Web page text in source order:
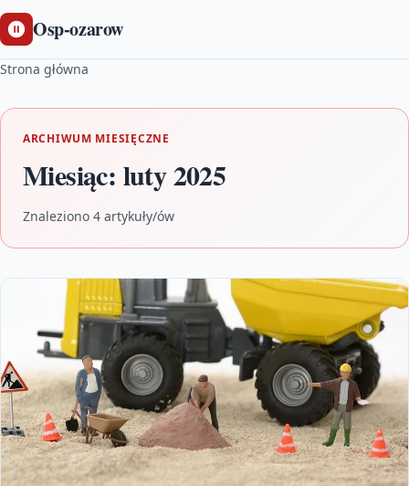
Osp-ozarow
Strona główna
ARCHIWUM MIESIĘCZNE
Miesiąc: luty 2025
Znaleziono 4 artykuły/ów